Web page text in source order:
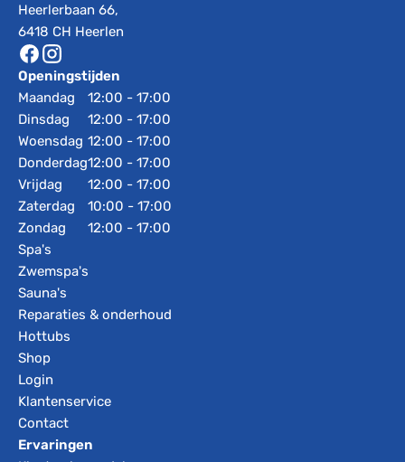
Heerlerbaan 66,
6418 CH Heerlen
Openingstijden
Maandag
Dinsdag
Woensdag
Donderdag
Vrijdag
Zaterdag
Zondag
12:00 - 17:00
12:00 - 17:00
12:00 - 17:00
12:00 - 17:00
12:00 - 17:00
10:00 - 17:00
12:00 - 17:00
Spa's
Zwemspa's
Sauna's
Reparaties & onderhoud
Hottubs
Shop
Login
Klantenservice
Contact
Ervaringen